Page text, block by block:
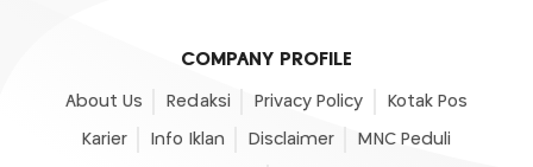
COMPANY PROFILE
About Us Redaksi Privacy Policy Kotak Pos
Karier Info Iklan Disclaimer MNC Peduli